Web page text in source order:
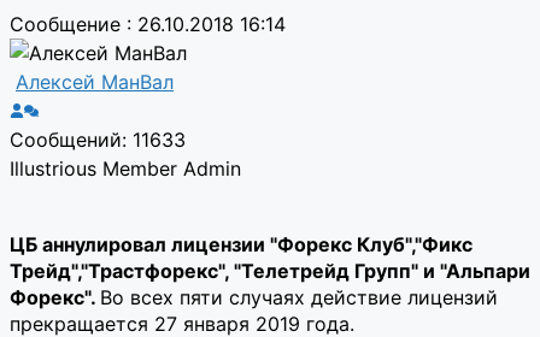
Сообщение : 26.10.2018 16:14
Алексей МанВал
Сообщений: 11633
Illustrious Member Admin
ЦБ аннулировал лицензии "Форекс Клуб","Фикс
Трейд","Трастфорекс", "Телетрейд Групп" и "Альпари
Форекс". Во всех пяти случаях действие лицензий
прекращается 27 января 2019 года.